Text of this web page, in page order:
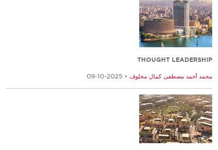
THOUGHT LEADERSHIP
محمد أحمد مصطفى كمال مخلوف• 2025-10-09